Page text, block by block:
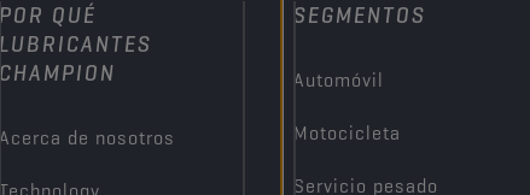
POR QUÉ
LUBRICANTES
CHAMPION
Acerca de nosotros
SEGMENTOS
Automóvil
Motocicleta
Servicio pesado